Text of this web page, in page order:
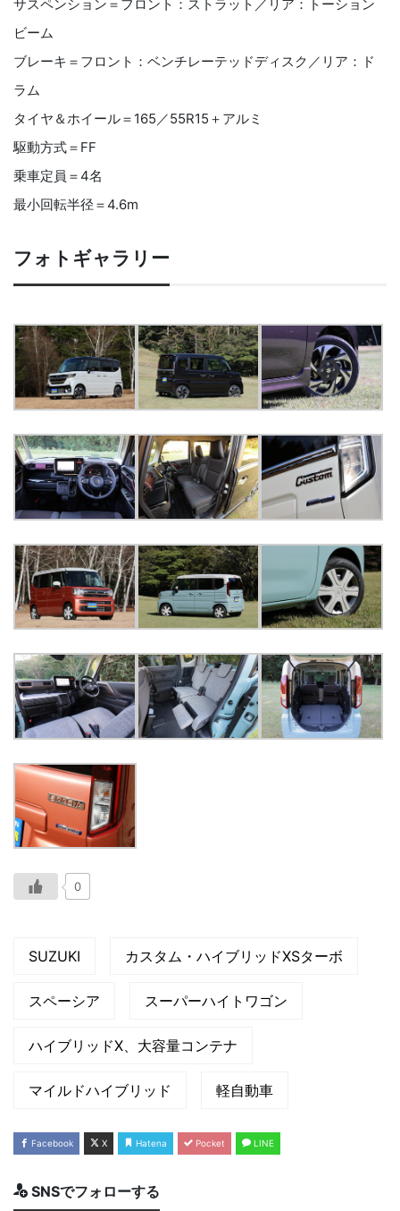
サスペンション＝フロント：ストラット／リア：トーション
ビーム
ブレーキ＝フロント：ベンチレーテッドディスク／リア：ド
ラム
タイヤ＆ホイール＝165／55R15＋アルミ
駆動方式＝FF
乗車定員＝4名
最小回転半径＝4.6m
フォトギャラリー
0
SUZUKI カスタム・ハイブリッドXSターボ
スペーシア スーパーハイトワゴン
ハイブリッドX、大容量コンテナ
マイルドハイブリッド 軽自動車
Facebook X Hatena Pocket LINE
SNSでフォローする